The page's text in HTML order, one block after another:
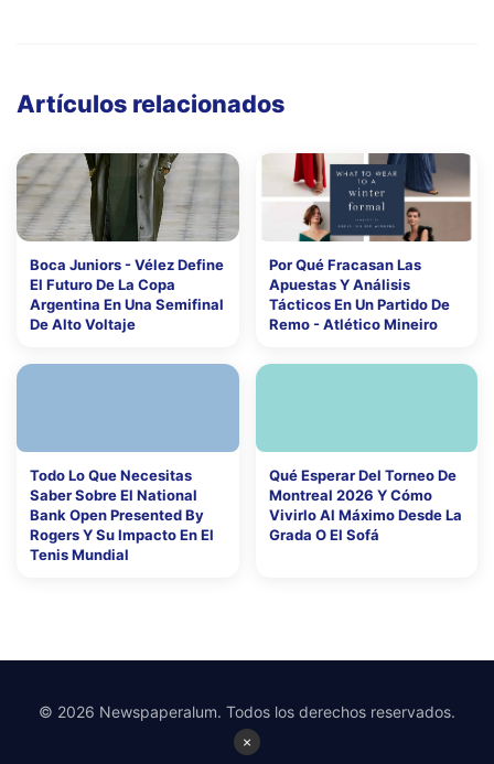
Artículos relacionados
Boca Juniors - Vélez Define
El Futuro De La Copa
Argentina En Una Semifinal
De Alto Voltaje
Por Qué Fracasan Las
Apuestas Y Análisis
Tácticos En Un Partido De
Remo - Atlético Mineiro
Todo Lo Que Necesitas
Saber Sobre El National
Bank Open Presented By
Rogers Y Su Impacto En El
Tenis Mundial
Qué Esperar Del Torneo De
Montreal 2026 Y Cómo
Vivirlo Al Máximo Desde La
Grada O El Sofá
×
© 2026 Newspaperalum. Todos los derechos reservados.